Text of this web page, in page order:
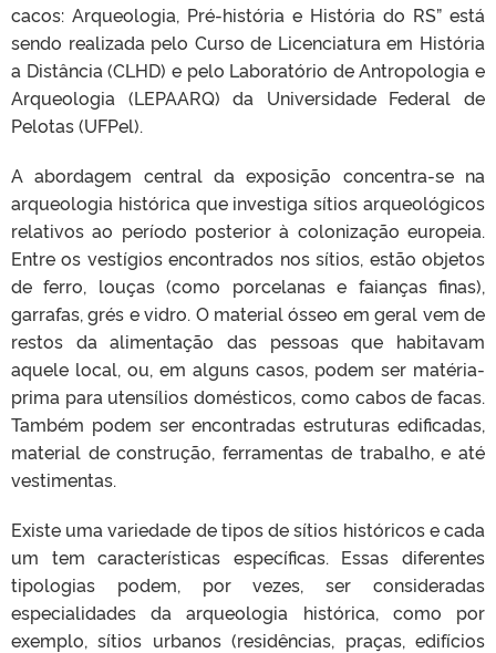
cacos: Arqueologia, Pré-história e História do RS” está
sendo realizada pelo Curso de Licenciatura em História
a Distância (CLHD) e pelo Laboratório de Antropologia e
Arqueologia (LEPAARQ) da Universidade Federal de
Pelotas (UFPel).
A abordagem central da exposição concentra-se na
arqueologia histórica que investiga sítios arqueológicos
relativos ao período posterior à colonização europeia.
Entre os vestígios encontrados nos sítios, estão objetos
de ferro, louças (como porcelanas e faianças finas),
garrafas, grés e vidro. O material ósseo em geral vem de
restos da alimentação das pessoas que habitavam
aquele local, ou, em alguns casos, podem ser matéria-
prima para utensílios domésticos, como cabos de facas.
Também podem ser encontradas estruturas edificadas,
material de construção, ferramentas de trabalho, e até
vestimentas.
Existe uma variedade de tipos de sítios históricos e cada
um tem características específicas. Essas diferentes
tipologias podem, por vezes, ser consideradas
especialidades da arqueologia histórica, como por
exemplo, sítios urbanos (residências, praças, edifícios